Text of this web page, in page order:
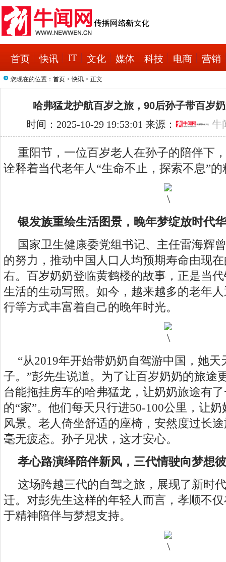
首页 快讯 IT 文化 媒体 科技 电商 营销
您现在的位置： 首页 >快讯 > 正文
哈弗猛龙护航百岁之旅，90后孙子带百岁
时间：2025-10-29 19:53:01 来源：
牛
重阳节，一位百岁老人在孙子的陪伴下
诠释着当代老年人“生命不止，探索不息”
银发族重绘生活图景，晚年梦绽放时代
国家卫生健康委党组书记、主任雷海辉
的努力，推动中国人口人均预期寿命由现
右。百岁奶奶登临黄鹤楼的故事，正是当
生活的生动写照。如今，越来越多的老年
行等方式丰富着自己的晚年时光。
“从2019年开始带奶奶自驾游中国，她
子。”彭先生说道。为了让百岁奶奶的旅途
台能拖挂房车的哈弗猛龙，让奶奶旅途有
的“家”。他们每天只行进50-100公里，让
风景。老人倚坐舒适的座椅，安然度过长
毫无疲态。孙子见状，这才安心。
孝心路演绎陪伴新风，三代情驶向梦想
这场跨越三代的自驾之旅，展现了新时
迁。对彭先生这样的年轻人而言，孝顺不
于精神陪伴与梦想支持。